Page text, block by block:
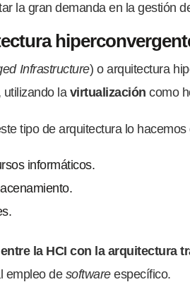
la gran demanda en la gestión
Infrastructure) o arquitectura
utilizando la virtualizacióncomo
tipo de arquitectura lo
informáticos.
la HCI con la arquitectura
empleo desoftwareespecífico.